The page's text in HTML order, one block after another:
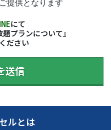
提供となります
にて
プランについて』
ださい
送信
ルとは